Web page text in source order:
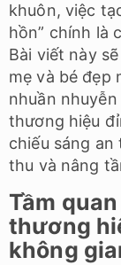
khuôn, việc
hồn” chính là
Bài viết này
mẹ và bé đẹp
nhuần
thương hiệu
chiếu sáng
thu và nâng
Tầm
thương
không